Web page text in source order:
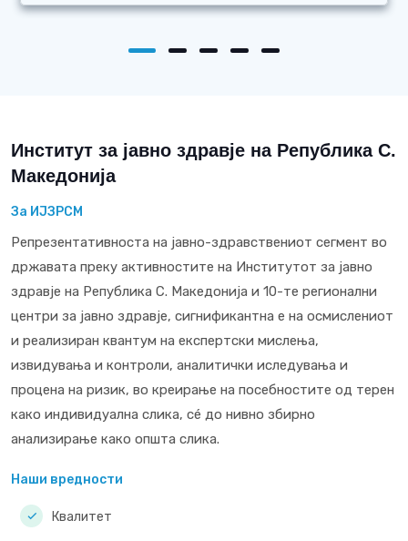
Институт за јавно здравје на Република С.
Македонија
За ИЈЗРСМ
Репрезентативноста на јавно-здравствениот сегмент во
државата преку активностите на Институтот за јавно
здравје на Република С. Македонија и 10-те регионални
центри за јавно здравје, сигнификантна е на осмислениот
и реализиран квантум на експертски мислења,
извидувања и контроли, аналитички иследувања и
процена на ризик, во креирање на посебностите од терен
како индивидуална слика, сé до нивно збирно
анализирање како општа слика.
Наши вредности
Квалитет